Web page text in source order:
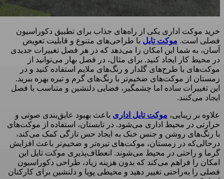
خرید موکت اداری یکی از راه‌های جذاب برای تطبیق دکوراسیون
فصلی است. موکت تایل با طراحی‌های متنوع و قابلیت تعویض
آسان، به شما این امکان را می‌دهد که در هر فصل تغییرات جدیدی
در محیط کار ایجاد کنید. برای مثال، در فصل بهار می‌توانید از
موکت‌های با طرح‌های گلدار و رنگ‌های ملایم استفاده کنید و در
زمستان از موکت‌های ضخیم‌تر با رنگ‌های گرم و تیره بهره ببرید.
این تغییرات ساده اما چشمگیر، فضایی دلنشین و متناسب با فصل
ایجاد می‌کنند.
علاوه بر زیبایی، موکت تایل اداری باعث بهبود عایق‌بندی صوتی و
حرارتی در محیط اداری می‌شود. در تابستان، استفاده از موکت‌های
با رنگ‌های روشن و جنس خنک به ایجاد حس تازگی کمک می‌کند،
درحالی‌که در زمستان، موکت‌های تیره‌تر و ضخیم‌تر باعث افزایش
گرما و راحتی در محیط می‌شوند. انعطاف‌پذیری موکت تایل این
امکان را فراهم می‌کند که بدون هزینه زیاد، طراحی دکوراسیون
فصلی را به‌راحتی تغییر دهید و محیطی پویا و دلنشین برای کارکنان